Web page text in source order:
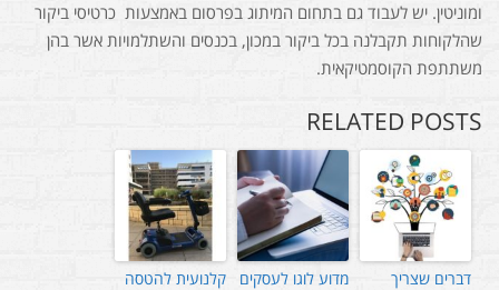
ומוניטין. יש לעבוד גם בתחום המיתוג בפרסום באמצעות כרטיסי ביקור
שהלקוחות תקבלנה בכל ביקור במכון, בכנסים והשתלמויות אשר בהן
משתתפת הקוסמטיקאית.
RELATED POSTS
דברים שצריך
מדוע לוגו לעסקים
קלנועית להטסה